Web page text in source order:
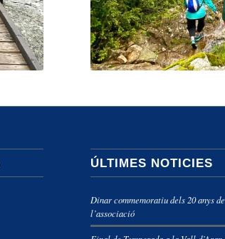
ÚLTIMES NOTICIES
Dinar commemoratiu dels 20 anys de
l’associació